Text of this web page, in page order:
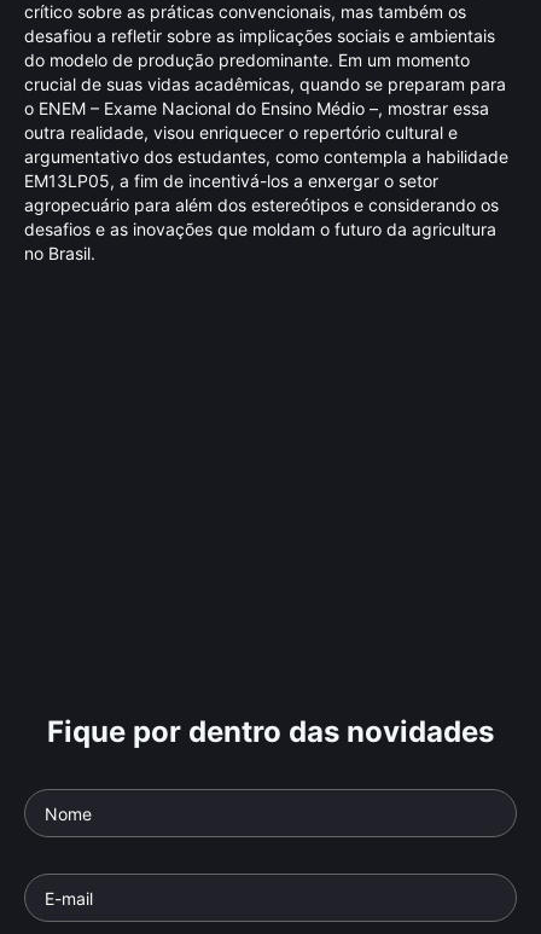
crítico sobre as práticas convencionais, mas também os
desafiou a refletir sobre as implicações sociais e ambientais
do modelo de produção predominante. Em um momento
crucial de suas vidas acadêmicas, quando se preparam para
o ENEM – Exame Nacional do Ensino Médio –, mostrar essa
outra realidade, visou enriquecer o repertório cultural e
argumentativo dos estudantes, como contempla a habilidade
EM13LP05, a fim de incentivá-los a enxergar o setor
agropecuário para além dos estereótipos e considerando os
desafios e as inovações que moldam o futuro da agricultura
no Brasil.
Fique por dentro das novidades